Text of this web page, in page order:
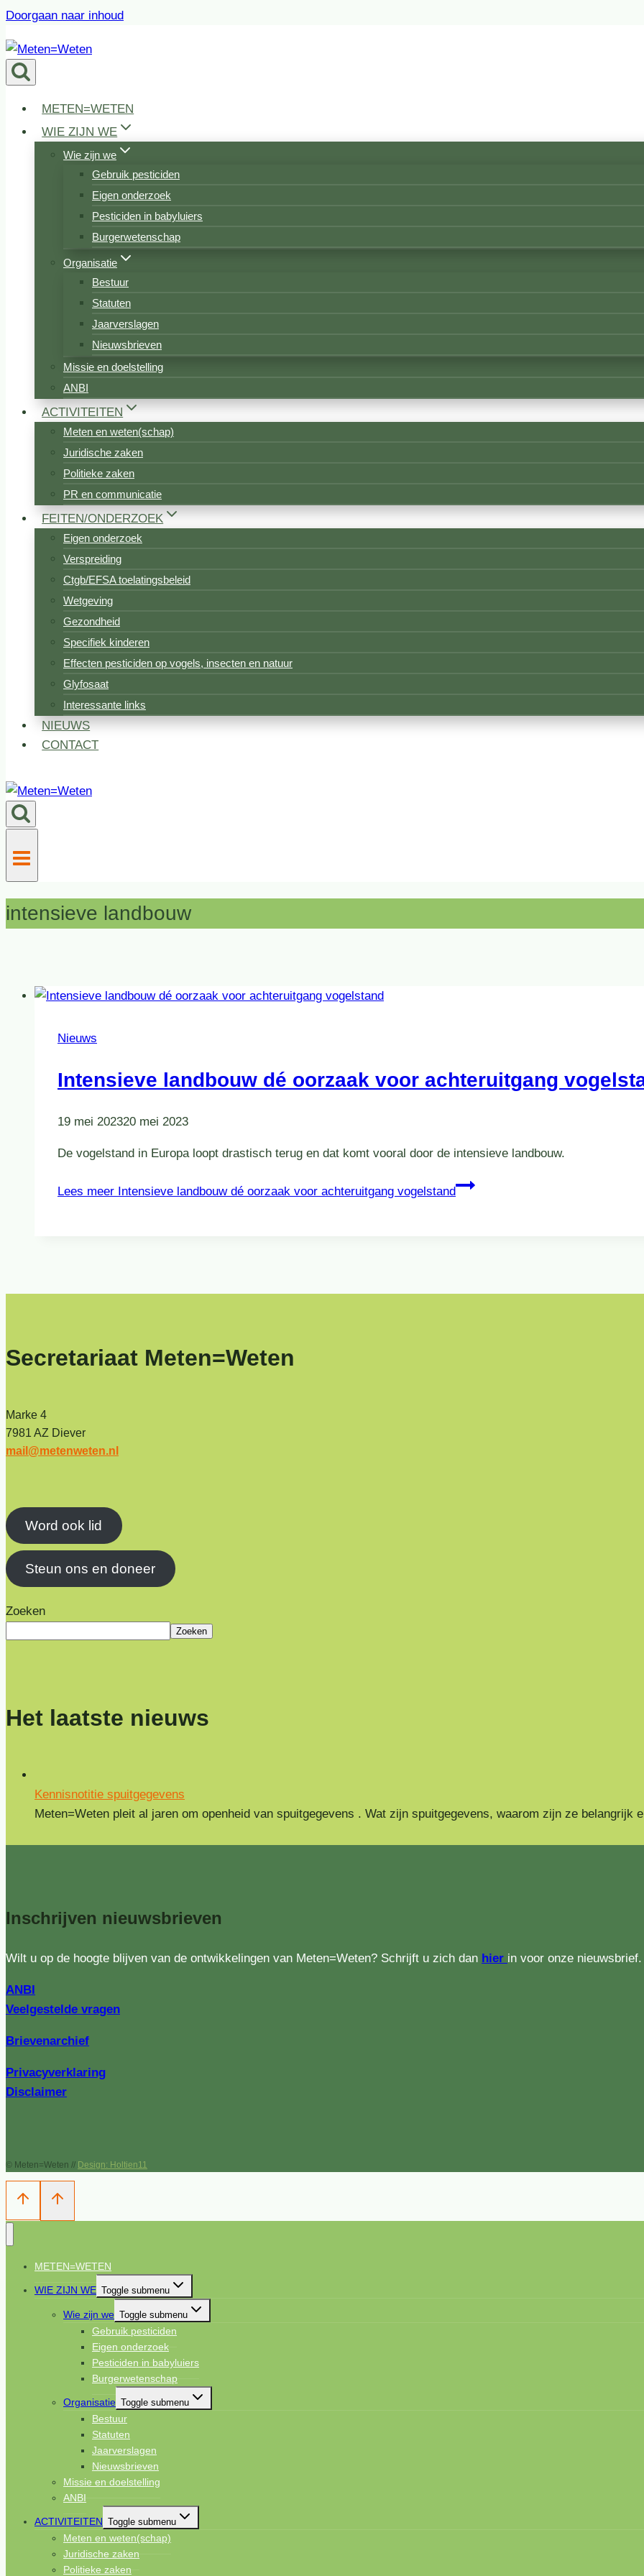
Doorgaan naar inhoud
METEN=WETEN
WIE ZIJN WE
Wie zijn we
Gebruik pesticiden
Eigen onderzoek
Pesticiden in babyluiers
Burgerwetenschap
Organisatie
Bestuur
Statuten
Jaarverslagen
Nieuwsbrieven
Missie en doelstelling
ANBI
ACTIVITEITEN
Meten en weten(schap)
Juridische zaken
Politieke zaken
PR en communicatie
FEITEN/ONDERZOEK
Eigen onderzoek
Verspreiding
Ctgb/EFSA toelatingsbeleid
Wetgeving
Gezondheid
Specifiek kinderen
Effecten pesticiden op vogels, insecten en natuur
Glyfosaat
Interessante links
NIEUWS
CONTACT
intensieve landbouw
Nieuws
Intensieve landbouw dé oorzaak voor achteruitgang
19 mei 202320 mei 2023
De vogelstand in Europa loopt drastisch terug en dat komt vooral door de intensieve landbouw.
Lees meer Intensieve landbouw dé oorzaak voor achteruitgang vogelstand
Secretariaat Meten=Weten
Marke 4
7981 AZ Diever
mail@metenweten.nl
Word ook lid
Steun ons en doneer
Zoeken
Zoeken
Het laatste nieuws
Kennisnotitie spuitgegevens
Meten=Weten pleit al jaren om openheid van spuitgegevens . Wat zijn spuitgegevens, waarom zijn ze belangrijk
Inschrijven nieuwsbrieven
Wilt u op de hoogte blijven van de ontwikkelingen van Meten=Weten? Schrijft u zich dan hier in voor onze nieuwsbrief.
ANBI
Veelgestelde vragen
Brievenarchief
Privacyverklaring
Disclaimer
© Meten=Weten // Design: Holtien11
METEN=WETEN
WIE ZIJN WE Toggle submenu
Wie zijn we Toggle submenu
Gebruik pesticiden
Eigen onderzoek
Pesticiden in babyluiers
Burgerwetenschap
Organisatie Toggle submenu
Bestuur
Statuten
Jaarverslagen
Nieuwsbrieven
Missie en doelstelling
ANBI
ACTIVITEITEN Toggle submenu
Meten en weten(schap)
Juridische zaken
Politieke zaken